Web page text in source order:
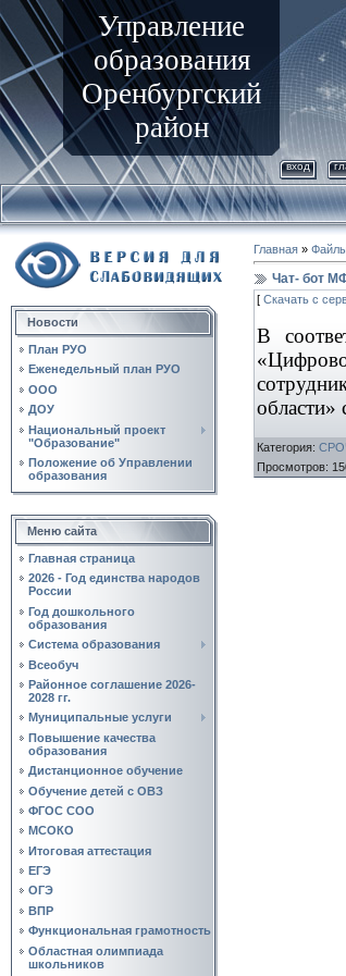
Управление
образования
Оренбургский
район
вход
Новости
План РУО
Еженедельный план РУО
ООО
ДОУ
Национальный проект
"Образование"
Положение об Управлении
образования
Меню сайта
Главная страница
2026 - Год единства народов
России
Год дошкольного
образования
Система образования
Всеобуч
Районное соглашение 2026-
2028 гг.
Муниципальные услуги
Повышение качества
образования
Дистанционное обучение
Обучение детей с ОВЗ
ФГОС СОО
МСОКО
Итоговая аттестация
ЕГЭ
ОГЭ
ВПР
Функциональная грамотность
Областная олимпиада
школьников
Главная »
Чат- бот
[ Скачать с
В
области»
Категория:
Просмотров: